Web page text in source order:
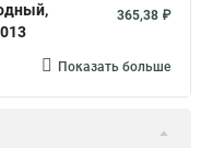
365,38 ₽
Показать больше